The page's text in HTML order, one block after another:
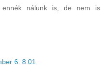
ennék nálunk is, de nem is
6. 8:01